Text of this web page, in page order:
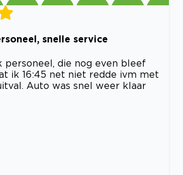
snelle service
personeel, die nog even bleef
ik 16:45 net niet redde ivm met
Auto was snel weer klaar